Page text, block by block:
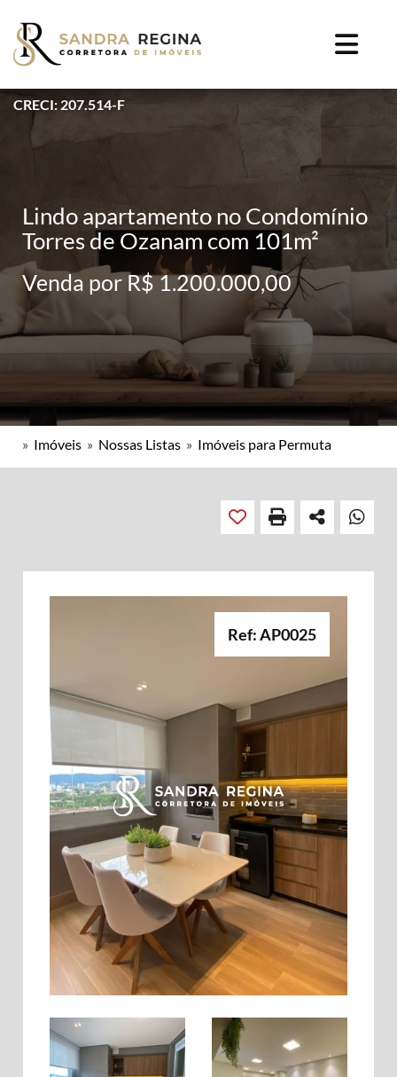
CRECI: 207.514-F
Lindo apartamento no Condomínio
Torres de Ozanam com 101m²
Venda por R$ 1.200.000,00
» Imóveis » Nossas Listas » Imóveis para Permuta
Ref: AP0025